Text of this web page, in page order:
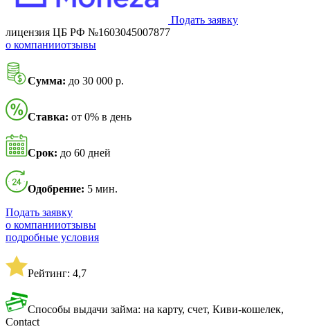
Подать заявку
лицензия ЦБ РФ №1603045007877
о компанииотзывы
Сумма: до 30 000 р.
Ставка: от 0% в день
Срок: до 60 дней
Одобрение: 5 мин.
Подать заявку
о компанииотзывы
подробные условия
Рейтинг: 4,7
Способы выдачи займа: на карту, счет, Киви-кошелек,
Contact